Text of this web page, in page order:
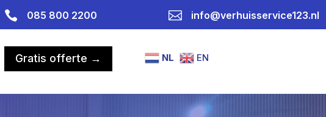
 085 800 2200  info@verhuisservice123.nl
Gratis offerte → NL EN